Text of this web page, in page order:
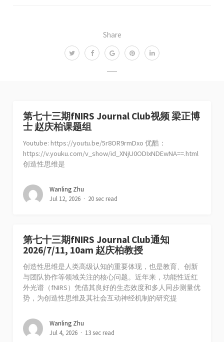
Share
第七十三期fNIRS Journal Club视频 梁正博
士 赵庆柏课题组
Youtube: https://youtu.be/5r8OR9rmDxo 优酷：
https://v.youku.com/v_show/id_XNjU0ODIxNDEwNA==.html
创造性思维是
Wanling Zhu
Jul 12, 2026
20 sec read
第七十三期fNIRS Journal Club通知
2026/7/11, 10am 赵庆柏教授
创造性思维是人类高级认知的重要体现，也是教育、创新
与团队协作等领域关注的核心问题。近年来，功能性近红
外光谱（fNIRS）凭借其良好的生态效度和多人同步测量优
势，为创造性思维及其社会互动神经机制的研究提
Wanling Zhu
Jul 4, 2026
13 sec read